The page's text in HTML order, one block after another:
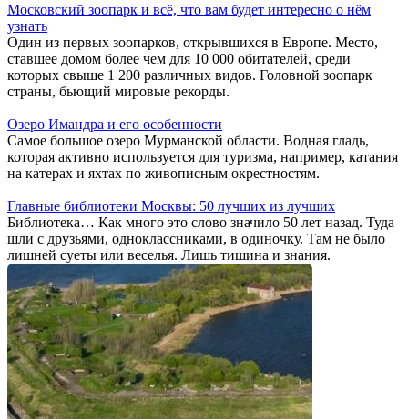
Московский зоопарк и всё, что вам будет интересно о нём
узнать
Один из первых зоопарков, открывшихся в Европе. Место,
ставшее домом более чем для 10 000 обитателей, среди
которых свыше 1 200 различных видов. Головной зоопарк
страны, бьющий мировые рекорды.
Озеро Имандра и его особенности
Самое большое озеро Мурманской области. Водная гладь,
которая активно используется для туризма, например, катания
на катерах и яхтах по живописным окрестностям.
Главные библиотеки Москвы: 50 лучших из лучших
Библиотека… Как много это слово значило 50 лет назад. Туда
шли с друзьями, одноклассниками, в одиночку. Там не было
лишней суеты или веселья. Лишь тишина и знания.